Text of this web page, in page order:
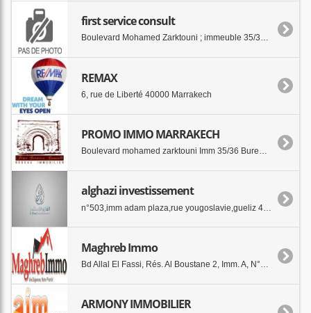
first service consult
Boulevard Mohamed Zarktouni ; immeuble 35/36 appart 9 40000 marrakech
REMAX
6, rue de Liberté 40000 Marrakech
PROMO IMMO MARRAKECH
Boulevard mohamed zarktouni Imm 35/36 Bureau n° 9 40000 Marrakech (Marrakesh, Morocco)
alghazi investissement
Maghreb Immo
Bd Allal El Fassi, Rés. Al Boustane 2, Imm. A, N°3 40000 Marrakech
ARMONY IMMOBILIER